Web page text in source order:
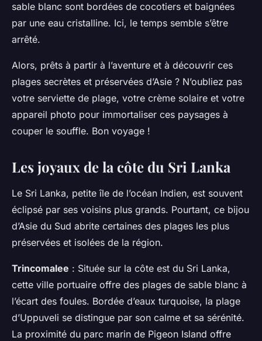
sable blanc sont bordées de cocotiers et baignées
par une eau cristalline. Ici, le temps semble s’être
arrêté.
Alors, prêts à partir à l’aventure et à découvrir ces
plages secrètes et préservées d’Asie ? N’oubliez pas
votre serviette de plage, votre crème solaire et votre
appareil photo pour immortaliser ces paysages à
couper le souffle. Bon voyage !
Les joyaux de la côte du Sri Lanka
Le Sri Lanka, petite île de l’océan Indien, est souvent
éclipsé par ses voisins plus grands. Pourtant, ce bijou
d’Asie du Sud abrite certaines des plages les plus
préservées et isolées de la région.
Trincomalee : Située sur la côte est du Sri Lanka,
cette ville portuaire offre des plages de sable blanc à
l’écart des foules. Bordée d’eaux turquoise, la plage
d’Uppuveli se distingue par son calme et sa sérénité.
La proximité du parc marin de Pigeon Island offre